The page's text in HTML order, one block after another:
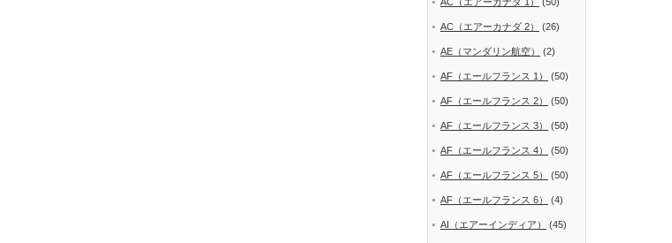
AC（エアーカナダ 2） (26)
AE（マンダリン航空） (2)
AF（エールフランス 1） (50)
AF（エールフランス 2） (50)
AF（エールフランス 3） (50)
AF（エールフランス 4） (50)
AF（エールフランス 5） (50)
AF（エールフランス 6） (4)
AI（エアーインディア） (45)